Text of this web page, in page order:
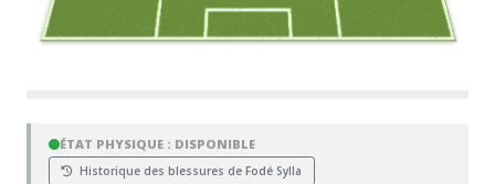
ÉTAT PHYSIQUE : DISPONIBLE
Historique des blessures de Fodé Sylla